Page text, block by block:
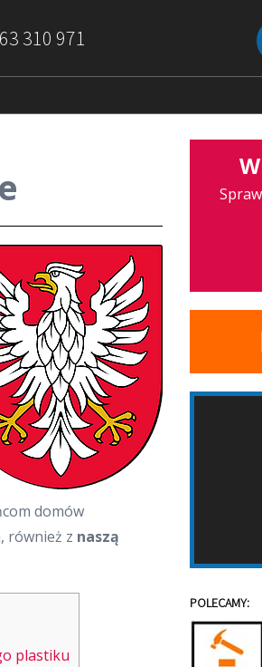
310 971
domów
również z naszą
plastiku
POLECAMY: